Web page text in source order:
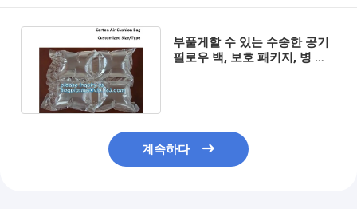
부풀게할 수 있는 수송한 공기
필로우 백, 보호 패키지, 병 보
계속하다